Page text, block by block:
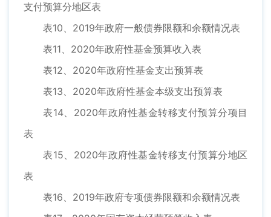
支付预算分地区表
表10、2019年政府一般债券限额和余额情况表
表11、2020年政府性基金预算收入表
表12、2020年政府性基金支出预算表
表13、2020年政府性基金本级支出预算表
表14、2020年政府性基金转移支付预算分项目
表
表15、2020年政府性基金转移支付预算分地区
表
表16、2019年政府专项债券限额和余额情况表